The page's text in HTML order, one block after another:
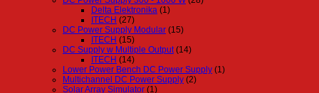
Delta Elektronika (1)
ITECH (27)
DC Power Supply Modular (15)
ITECH (15)
DC Supply w Multiple Output (14)
ITECH (14)
Lower Power Bench DC Power Supply (1)
Multichannel DC Power Supply (2)
Solar Array Simulator (1)